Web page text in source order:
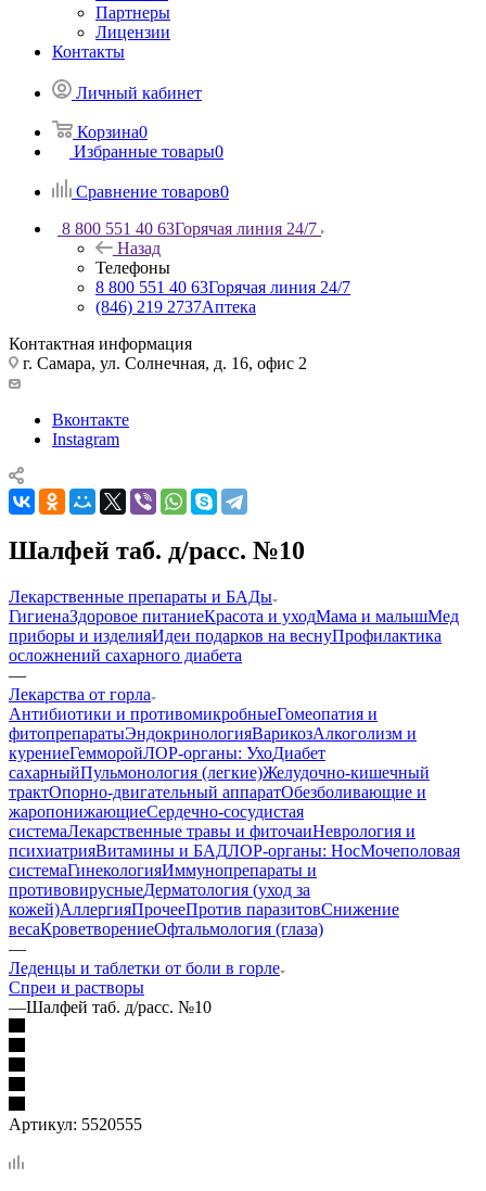
Партнеры
Лицензии
Контакты
Личный кабинет
Корзина0
Избранные товары0
Сравнение товаров0
8 800 551 40 63Горячая линия 24/7
Назад
Телефоны
8 800 551 40 63Горячая линия 24/7
(846) 219 2737Аптека
Контактная информация
г. Самара, ул. Солнечная, д. 16, офис 2
Вконтакте
Instagram
Шалфей таб. д/расс. №10
Лекарственные препараты и БАДы
ГигиенаЗдоровое питаниеКрасота и уходМама и малышМед
приборы и изделияИдеи подарков на веснуПрофилактика
осложнений сахарного диабета
—
Лекарства от горла
Антибиотики и противомикробныеГомеопатия и
фитопрепаратыЭндокринологияВарикозАлкоголизм и
курениеГемморойЛОР-органы: УхоДиабет
сахарныйПульмонология (легкие)Желудочно-кишечный
трактОпорно-двигательный аппаратОбезболивающие и
жаропонижающиеСердечно-сосудистая
системаЛекарственные травы и фиточаиНеврология и
психиатрияВитамины и БАДЛОР-органы: НосМочеполовая
системаГинекологияИммунопрепараты и
противовирусныеДерматология (уход за
кожей)АллергияПрочееПротив паразитовСнижение
весаКроветворениеОфтальмология (глаза)
—
Леденцы и таблетки от боли в горле
Спреи и растворы
—Шалфей таб. д/расс. №10
Артикул: 5520555